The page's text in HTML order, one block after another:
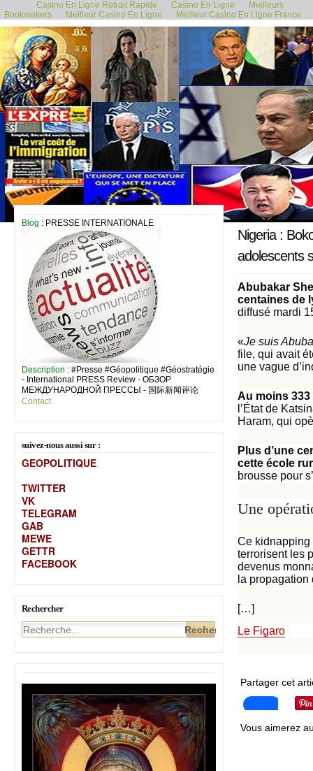
Casino En Ligne Retrait Rapide Casino En Ligne
Meilleurs
Bookmakers
Meilleur Casino En Ligne Meilleur Casino En Ligne France
Blog : PRESSE INTERNATIONALE
Description : #Presse #Géopolitique #Géostratégie
- International PRESS Review - ОБЗОР
МЕЖДУНАРОДНОЙ ПРЕССЫ - 国际新闻评论
Contact
suivez-nous aussi sur :
GEOPOLITIQUE
TWITTER
VK
TELEGRAM
GAB
MEWE
GETTR
FACEBOOK
Rechercher
15 décembre 2020
Nigeria :
adolescents
Abubakar
centaines de
diffusé mardi
«Je suis
file, qui avait
une vague
Au moins
l’État de
Haram, qui
Plus d’une
cette école
brousse pour
Une
Ce kidnapping
terrorisent les
devenus
la
[…]
Le Figaro
Partager cet
Vous aimerez